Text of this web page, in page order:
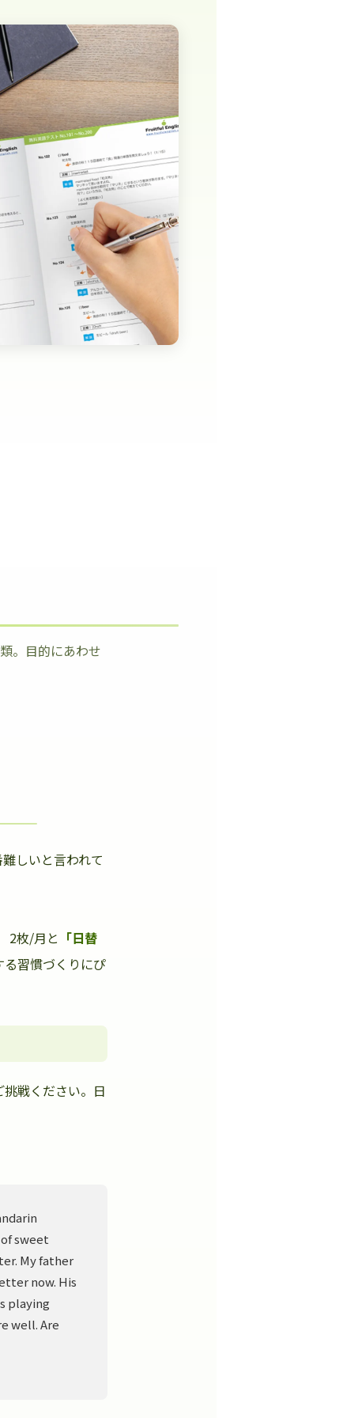
。目的にあわせ
しいと言われて
2枚/月と 「日替
習慣づくりにぴ
戦ください。日
sweet
My father
now. His
playing
well. Are